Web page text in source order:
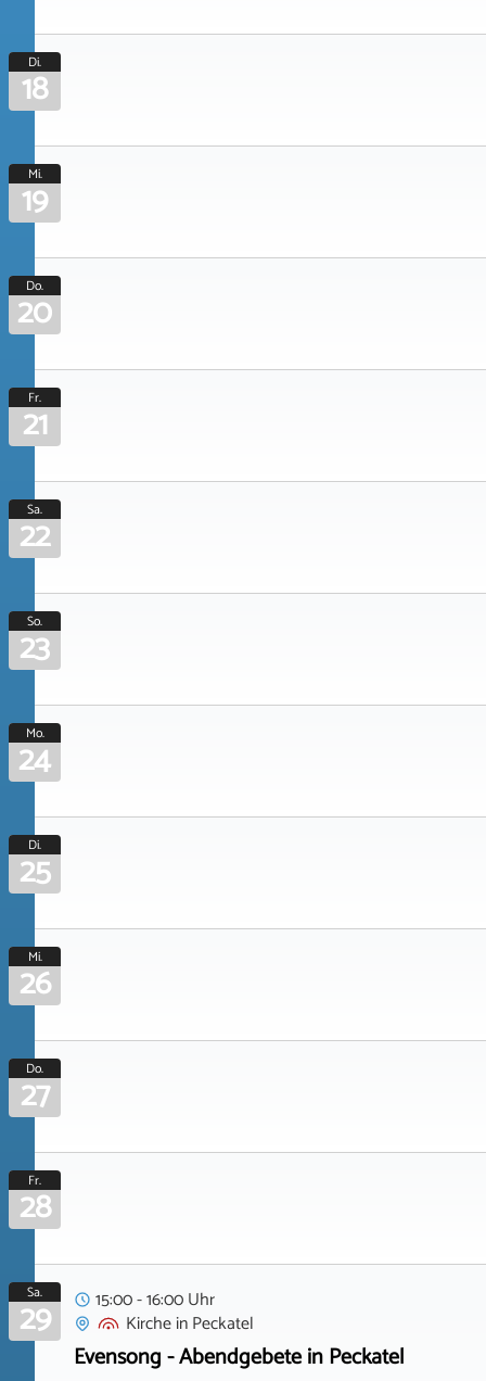
Di.
18
Mi.
19
Do.
20
Fr.
21
Sa.
22
So.
23
Mo.
24
Di.
25
Mi.
26
Do.
27
Fr.
28
Sa.
29
15:00 - 16:00 Uhr
KircheinPeckatel
Evensong - Abendgebete in Peckatel